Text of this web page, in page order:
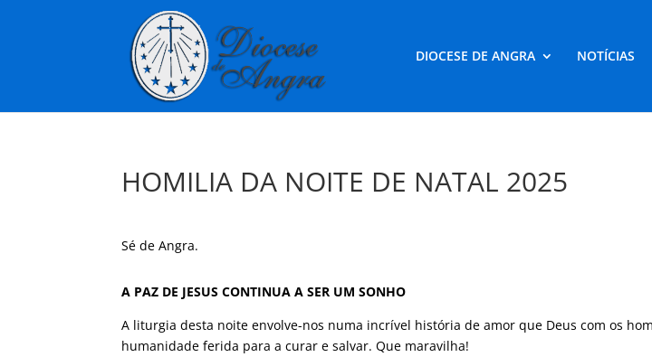
DIOCESE DE ANGRA NOTÍCIAS
HOMILIA DA NOITE DE NATAL 2025
Sé de Angra.
A PAZ DE JESUS CONTINUA A SER UM SONHO
A liturgia desta noite envolve-nos numa incrível história de amor que Deus com os
humanidade ferida para a curar e salvar. Que maravilha!